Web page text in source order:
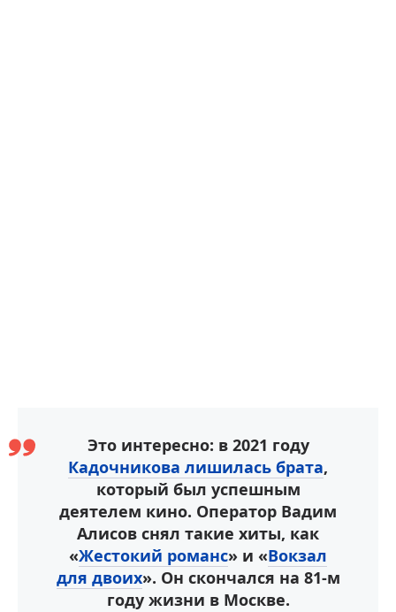
Это интересно: в 2021 году
Кадочникова лишилась брата,
который был успешным
деятелем кино. Оператор Вадим
Алисов снял такие хиты, как
«Жестокий романс» и «Вокзал
для двоих». Он скончался на 81-м
году жизни в Москве.